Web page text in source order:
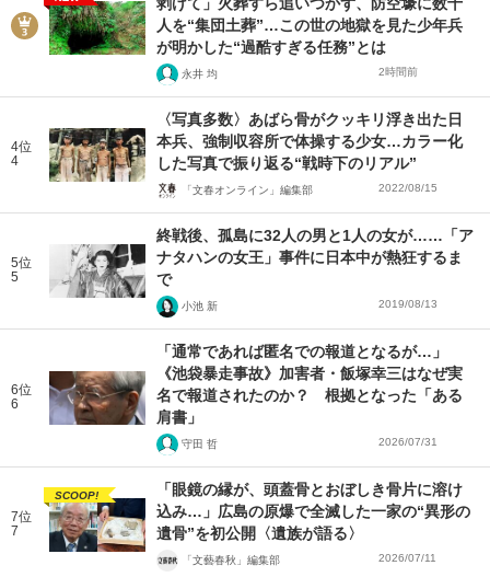
人を“集団土葬”…この世の地獄を見た少年兵
が明かした“過酷すぎる任務”とは
永井 均 2時間前
4位
4
〈写真多数〉あばら骨がクッキリ浮き出た日
本兵、強制収容所で体操する少女…カラー化
した写真で振り返る“戦時下のリアル”
「文春オンライン」編集部 2022/08/15
5位
5
終戦後、孤島に32人の男と1人の女が……「ア
ナタハンの女王」事件に日本中が熱狂するま
で
小池 新 2019/08/13
6位
6
「通常であれば匿名での報道となるが…」
《池袋暴走事故》加害者・飯塚幸三はなぜ実
名で報道されたのか？ 根拠となった「ある
肩書」
守田 哲 2026/07/31
7位
7
SCOOP!
「眼鏡の縁が、頭蓋骨とおぼしき骨片に溶け
込み…」広島の原爆で全滅した一家の“異形の
遺骨”を初公開〈遺族が語る〉
「文藝春秋」編集部 2026/07/11